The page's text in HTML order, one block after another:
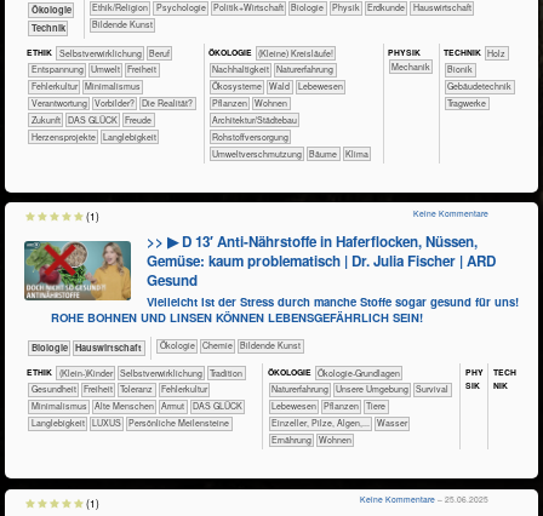
​​​​​​​Ökologie
​Technik
​​​​​​​​​​Ethik/​Religion ​​​​​​​​​​Psychologie ​​​​​​​​​Politik+​Wirtschaft ​​​​​​​Biologie ​​​​​​​Physik ​​​​​Erdkunde
​Haus­wirtschaft
Bildende Kunst
ETHIK ​​​​​​​​​​​​​​​​​​​​​​​​​​​​​​​​​​​​​​​​Selbst­verwirklichung
​​​​​​​​​​​​​​​Beruf
​​​​​​​​​​​​​Entspannung
​​​​​Umwelt
​​​Freiheit
​​Fehlerkultur
​​Minimalismus
​​Verantwortung
​​Vorbilder?
​Die Realität?
​Zukunft
DAS GLÜCK
Freude
Herzensprojekte
Langlebigkeit
ÖKO​LOGIE ​​​​​​​​​​​​​​(Kleine) Kreisläufe!
​​​​​​​​​​​​​​​Nachhaltigkeit
​​​​​​​​​​​​​Naturerfahrung
​​​​​​​​​​​Ökosysteme
​​​​​​​​​​Wald
​​​​​​​​​Lebewesen
​​​​​​​​​Pflanzen
​​​​Wohnen
​​​Architektur/­Städtebau
​​Rohstoffversorgung
​​Umweltverschmutzung
Bäume Klima
PHY​SIK
​​​Mechanik
TECH​NIK ​​​​​​​​Holz
​​​​​​Bionik
​​​​​Gebäudetechnik
​​​​​Tragwerke
>> ▶ D 13′ Anti-Nährstoffe in Haferflocken, Nüssen,
Gemüse: kaum problematisch | Dr. Julia Fischer | ARD
Gesund
Vielleicht ist der Stress durch manche Stoffe sogar gesund für uns!
ROHE BOHNEN UND LINSEN KÖNNEN LEBENSGEFÄHRLICH SEIN!
​​​​​​Biologie ​Haus­wirtschaft ​​​​​​​​Ökologie ​​​​​Chemie Bildende Kunst
ETHIK (Klein-)Kinder ​​​​​​​​​​​​​​​​​​​​​​​​​​​​​​​​​​​​​​​​Selbst­verwirklichung
​​​​​​​​​​​Tradition
​​​​​​Gesundheit
​​​Freiheit ​​​Toleranz
​​Fehlerkultur
​​Minimalismus
Alte Menschen Armut
DAS GLÜCK
Langlebigkeit
LUXUS Persönliche Meilensteine
ÖKO​LOGIE ​​​​​​​​​​​​​​​​Ökologie-Grundlagen
​​​​​​​​​​​​​Naturerfahrung
​​​​​​​​​​​​​Unsere Umgebung
​​​​​​​​​​​​Survival
​​​​​​​​​Lebewesen
​​​​​​​​​Pflanzen
​​​​​​​​Tiere
​​​​​​​Einzeller, Pilze, Algen,...
​​​​​​Wasser
​​​​Ernährung
​​​​Wohnen
PHY​
SIK
TECH​
NIK
Keine Kommentare
(1)
Keine Kommentare – 25.06.2025
(1)